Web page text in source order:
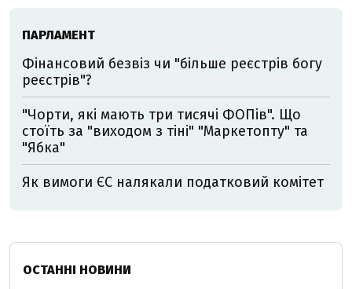
ПАРЛАМЕНТ
Фінансовий безвіз чи "більше реєстрів богу
реєстрів"?
"Чорти, які мають три тисячі ФОПів". Що
стоїть за "виходом з тіні" "Маркетопту" та
"Ябка"
Як вимоги ЄС налякали податковий комітет
ОСТАННІ НОВИНИ